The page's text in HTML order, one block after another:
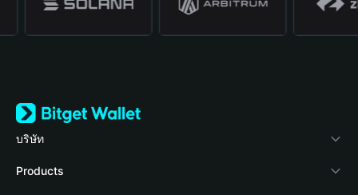
บริษัท
เกี่ยวกับ Bitget Wallet
Products